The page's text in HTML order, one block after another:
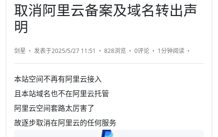
取消阿里云备案及域名转出声
明
剑星 发表于2025/5/27 11:51 828浏览 0评论 1分钟阅读
本站空间不再有阿里云接入
且本站域名也不在阿里云托管
阿里云空间套路太厉害了
故逐步取消在阿里云的任何服务